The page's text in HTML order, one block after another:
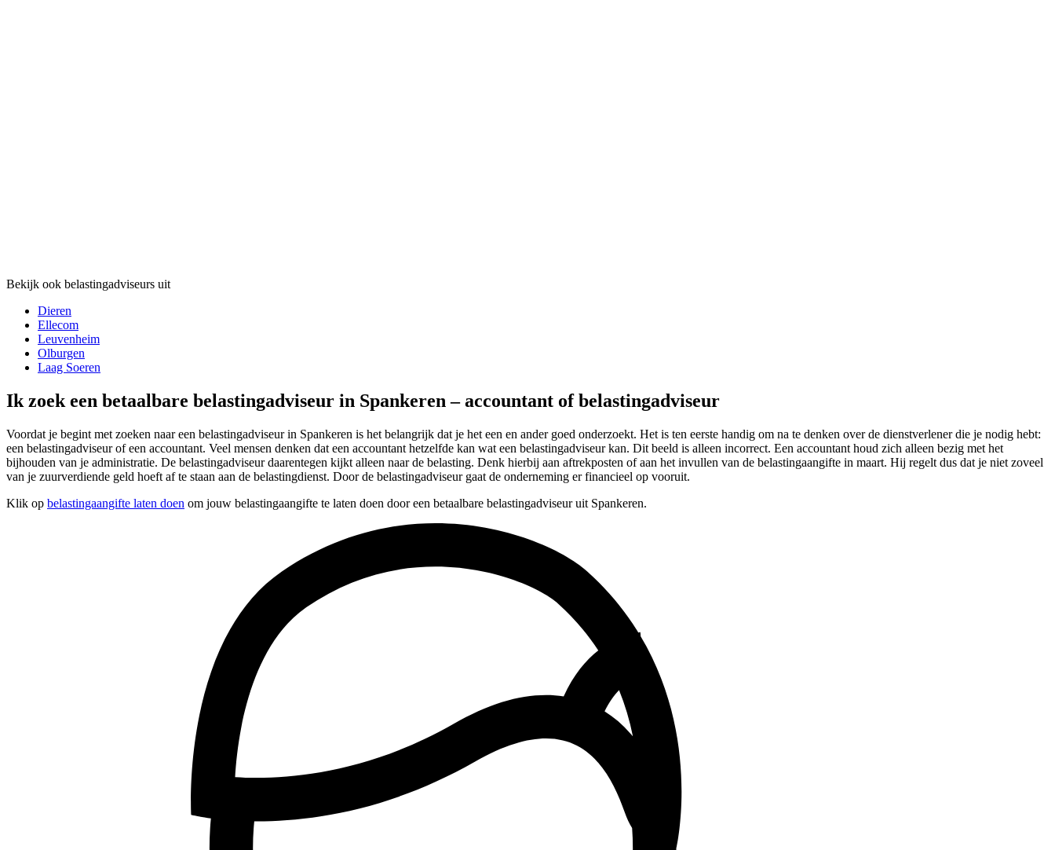
Bekijk ook belastingadviseurs uit
Dieren
Ellecom
Leuvenheim
Olburgen
Laag Soeren
Ik zoek een betaalbare belastingadviseur in Spankeren – accountant of belastingadviseur
Voordat je begint met zoeken naar een belastingadviseur in Spankeren is het belangrijk dat je het een en ander goed onderzoekt. Het is ten eerste handig om na te denken over de dienstverlener die je nodig hebt:
een belastingadviseur of een accountant. Veel mensen denken dat een accountant hetzelfde kan wat een belastingadviseur kan. Dit beeld is alleen incorrect. Een accountant houd zich alleen bezig met het
bijhouden van je administratie. De belastingadviseur daarentegen kijkt alleen naar de belasting. Denk hierbij aan aftrekposten of aan het invullen van de belastingaangifte in maart. Hij regelt dus dat je niet zoveel
van je zuurverdiende geld hoeft af te staan aan de belastingdienst. Door de belastingadviseur gaat de onderneming er financieel op vooruit.
Klik op belastingaangifte laten doen om jouw belastingaangifte te laten doen door een betaalbare belastingadviseur uit Spankeren.